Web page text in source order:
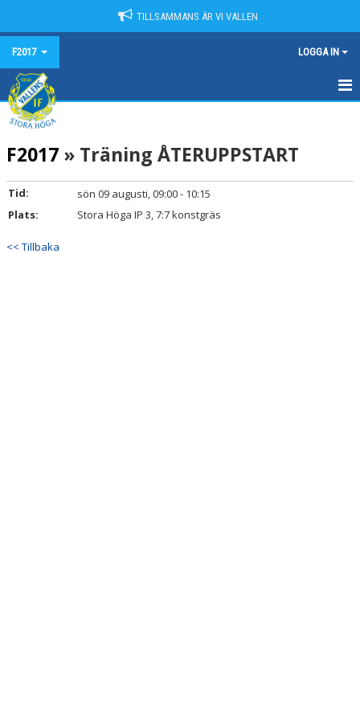
TILLSAMMANS ÄR VI VALLEN
F2017 LOGGA IN
HEM
NYHETER
KALENDER
MATCHER
TRUPPEN
F2017 » Träning ÅTERUPPSTART
Tid:
sön 09 augusti, 09:00 - 10:15
Plats:
Stora Höga IP 3, 7:7 konstgräs
<< Tillbaka